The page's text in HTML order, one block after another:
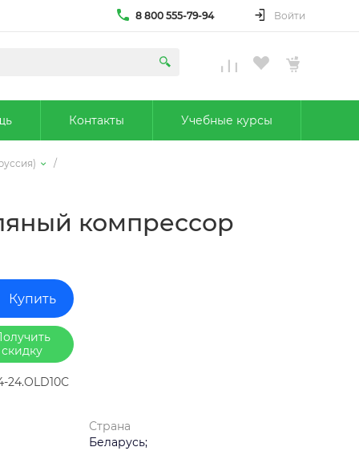
8 800 555-79-94 Войти
Контакты Учебные курсы
/
компрессор
Купить
скидку
Страна
Беларусь;